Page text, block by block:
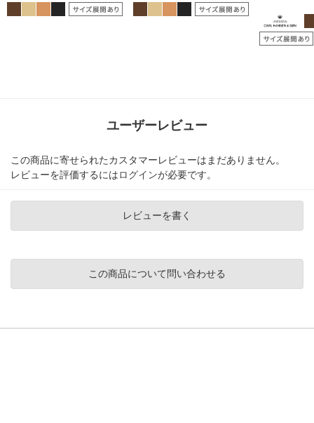
ユーザーレビュー
この商品に寄せられたカスタマーレビューはまだありません。
レビューを評価するにはログインが必要です。
レビューを書く
この商品について問い合わせる